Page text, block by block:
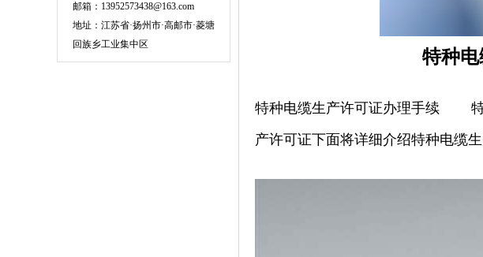
邮箱：13952573438@163.com
地址：江苏省·扬州市·高邮市·菱塘
回族乡工业集中区
特种电
特种电缆生产许可证办理手续 特
产许可证下面将详细介绍特种电缆